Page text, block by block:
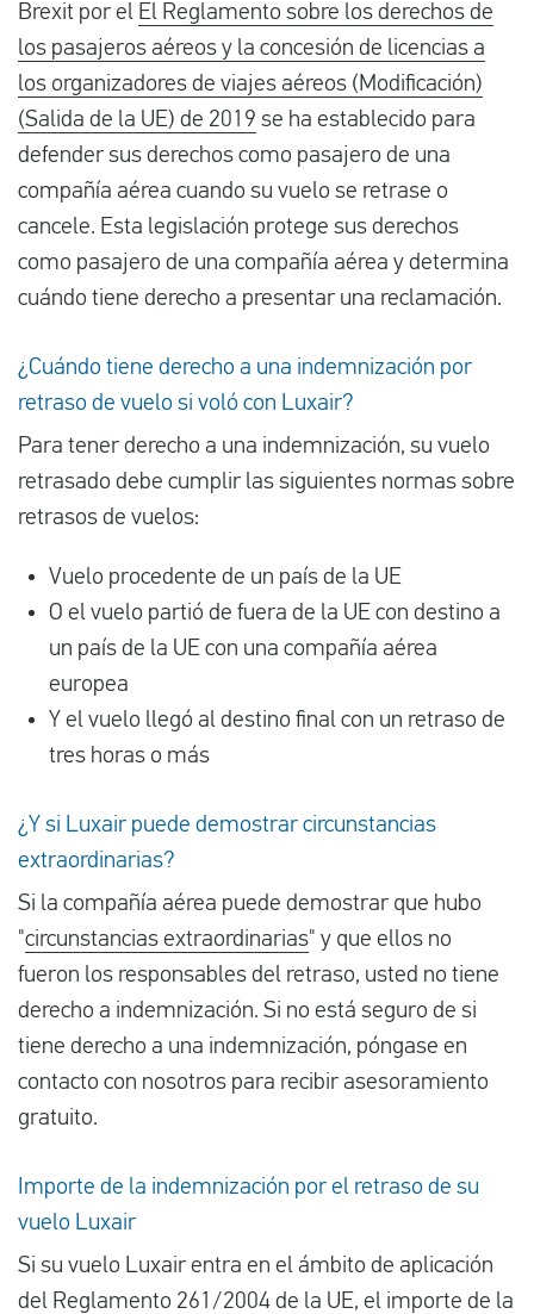
Brexit por el El Reglamento sobre los derechos de
los pasajeros aéreos y la concesión de licencias a
los organizadores de viajes aéreos (Modificación)
(Salida de la UE) de 2019 se ha establecido para
defender sus derechos como pasajero de una
compañía aérea cuando su vuelo se retrase o
cancele. Esta legislación protege sus derechos
como pasajero de una compañía aérea y determina
cuándo tiene derecho a presentar una reclamación.
¿Cuándo tiene derecho a una indemnización por
retraso de vuelo si voló con Luxair?
Para tener derecho a una indemnización, su vuelo
retrasado debe cumplir las siguientes normas sobre
retrasos de vuelos:
Vuelo procedente de un país de la UE
O el vuelo partió de fuera de la UE con destino a
un país de la UE con una compañía aérea
europea
Y el vuelo llegó al destino final con un retraso de
tres horas o más
¿Y si Luxair puede demostrar circunstancias
extraordinarias?
Si la compañía aérea puede demostrar que hubo
"circunstancias extraordinarias" y que ellos no
fueron los responsables del retraso, usted no tiene
derecho a indemnización. Si no está seguro de si
tiene derecho a una indemnización, póngase en
contacto con nosotros para recibir asesoramiento
gratuito.
Importe de la indemnización por el retraso de su
vuelo Luxair
Si su vuelo Luxair entra en el ámbito de aplicación
del Reglamento 261/2004 de la UE, el importe de la